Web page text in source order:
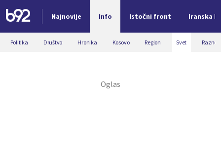
Najnovije Info Istočni front Iranska
Nova vest
Politika Društvo Hronika Kosovo Region Svet Razno